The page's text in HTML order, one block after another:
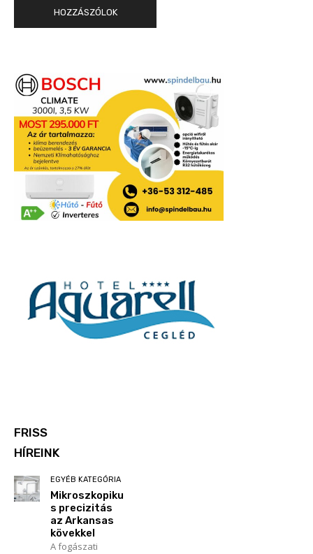
FRISS
HÍREINK
EGYÉB KATEGÓRIA
Mikroszkopiku
s precizitás
az Arkansas
kövekkel
A fogászati